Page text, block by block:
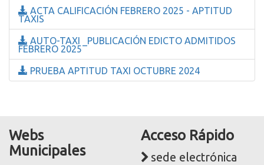
ACTA CALIFICACIÓN FEBRERO 2025 - APTITUD
TAXIS
AUTO-TAXI _PUBLICACIÓN EDICTO ADMITIDOS
FEBRERO 2025
PRUEBA APTITUD TAXI OCTUBRE 2024
Webs
Municipales
Acceso Rápido
sede electrónica